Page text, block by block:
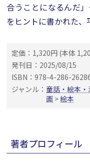
合うことになるんだ
をヒントに書かれた、
定価：1,320円 (本体
発刊日：2025/08/15
ISBN：978-4-286-
ジャンル： 童話・絵本
画 >絵本
著者プロフィール